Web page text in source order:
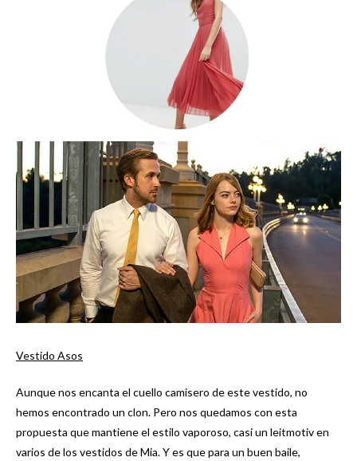
Vestido Asos
Aunque nos encanta el cuello camisero de este vestido, no
hemos encontrado un clon. Pero nos quedamos con esta
propuesta que mantiene el estilo vaporoso, casi un leitmotiv en
varios de los vestidos de Mia. Y es que para un buen baile,